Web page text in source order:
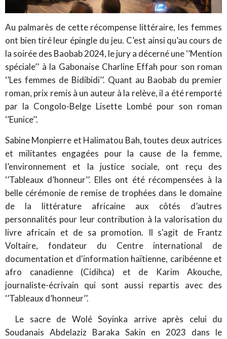
Au palmarès de cette récompense littéraire, les femmes
ont bien tiré leur épingle du jeu. C’est ainsi qu’au cours de
la soirée des Baobab 2024, le jury a décerné une ‘’Mention
spéciale’’ à la Gabonaise Charline Effah pour son roman
‘’Les femmes de Bidibidi’’. Quant au Baobab du premier
roman, prix remis à un auteur à la relève, il a été remporté
par la Congolo-Belge Lisette Lombé pour son roman
‘’Eunice’’.
Sabine Monpierre et Halimatou Bah, toutes deux autrices
et militantes engagées pour la cause de la femme,
l’environnement et la justice sociale, ont reçu des
‘’Tableaux d’honneur’’. Elles ont été récompensées à la
belle cérémonie de remise de trophées dans le domaine
de la littérature africaine aux côtés d’autres
personnalités pour leur contribution à la valorisation du
livre africain et de sa promotion. Il s'agit de Frantz
Voltaire, fondateur du Centre international de
documentation et d'information haïtienne, caribéenne et
afro canadienne (Cidihca) et de Karim Akouche,
journaliste-écrivain qui sont aussi repartis avec des
‘’Tableaux d’honneur’’.
Le sacre de Wolé Soyinka arrive après celui du
Soudanais Abdelaziz Baraka Sakin en 2023 dans le